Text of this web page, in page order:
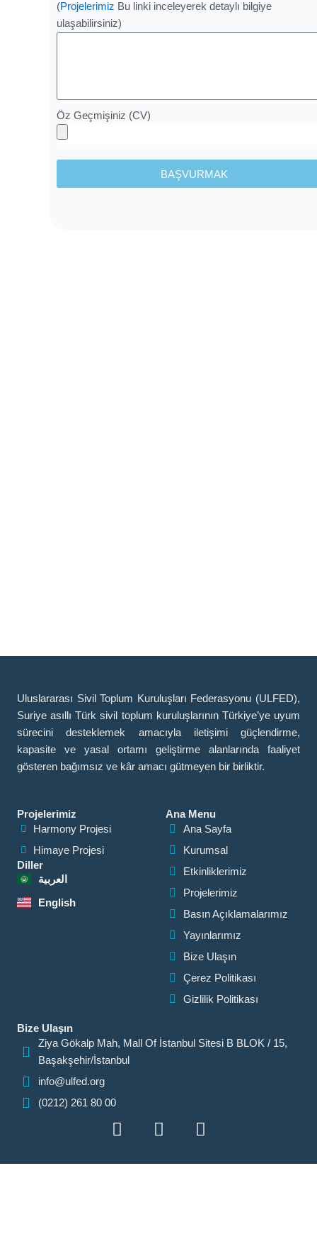
(Projelerimiz Bu linki inceleyerek detaylı bilgiye
ulaşabilirsiniz)
Öz Geçmişiniz (CV)
BAŞVURMAK
Uluslararası Sivil Toplum Kuruluşları Federasyonu (ULFED),
Suriye asıllı Türk sivil toplum kuruluşlarının Türkiye’ye uyum
sürecini desteklemek amacıyla iletişimi güçlendirme,
kapasite ve yasal ortamı geliştirme alanlarında faaliyet
gösteren bağımsız ve kâr amacı gütmeyen bir birliktir.
Projelerimiz
Harmony Projesi
Himaye Projesi
Diller
العربية
English
Ana Menu
Ana Sayfa
Kurumsal
Etkinliklerimiz
Projelerimiz
Basın Açıklamalarımız
Yayınlarımız
Bize Ulaşın
Çerez Politikası
Gizlilik Politikası
Bize Ulaşın
Ziya Gökalp Mah, Mall Of İstanbul Sitesi B BLOK / 15,
Başakşehir/İstanbul
info@ulfed.org
(0212) 261 80 00
F
a
I
n
I
c